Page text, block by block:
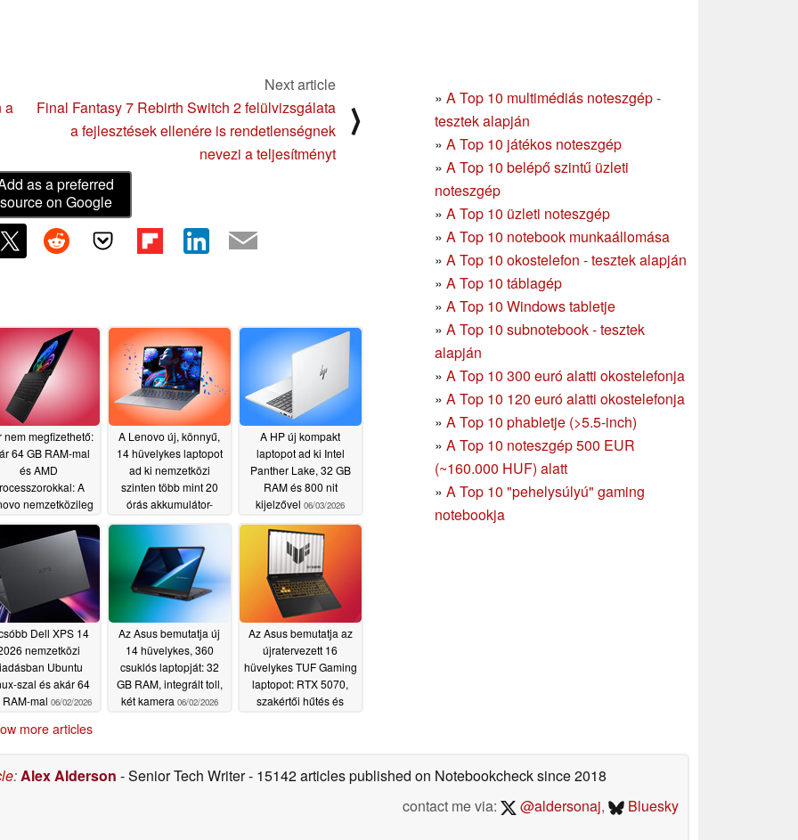
» A Top 10 multimédiás noteszgép -
tesztek alapján
» A Top 10 játékos noteszgép
» A Top 10 belépő szintű üzleti
noteszgép
» A Top 10 üzleti noteszgép
» A Top 10 notebook munkaállomása
» A Top 10 okostelefon - tesztek alapján
» A Top 10 táblagép
» A Top 10 Windows tabletje
» A Top 10 subnotebook - tesztek
alapján
» A Top 10 300 euró alatti okostelefonja
» A Top 10 120 euró alatti okostelefonja
» A Top 10 phabletje (>5.5-inch)
» A Top 10 noteszgép 500 EUR
(~160.000 HUF) alatt
» A Top 10 "pehelysúlyú" gaming
notebookja
a
Next article
Final Fantasy 7 Rebirth Switch 2 felülvizsgálata
a fejlesztések ellenére is rendetlenségnek
nevezi a teljesítményt
⟩
as a preferred
source on Google
nem megfizethető:
64 GB RAM-mal
és AMD
A
nemzetközileg
L16 laptopot
A Lenovo új, könnyű,
14 hüvelykes laptopot
ad ki nemzetközi
szinten több mint 20
órás akkumulátor-
A HP új kompakt
laptopot ad ki Intel
Panther Lake, 32 GB
RAM és 800 nit
kijelzővel 06/03/2026
Dell XPS 14
nemzetközi
Ubuntu
szal és akár 64
RAM-mal 06/02/2026
Az Asus bemutatja új
14 hüvelykes, 360
csuklós laptopját: 32
GB RAM, integrált toll,
két kamera 06/02/2026
Az Asus bemutatja az
újratervezett 16
hüvelykes TUF Gaming
laptopot: RTX 5070,
szakértői hűtés és
more articles
:Alex Alderson - Senior Tech Writer- 15142 articles published on Notebookchecksince 2018
contact me via:
@aldersonaj, Bluesky